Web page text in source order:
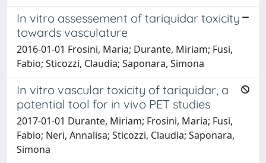
In vitro assessement of tariquidar toxicity
towards vasculature
2016-01-01 Frosini, Maria; Durante, Miriam; Fusi,
Fabio; Sticozzi, Claudia; Saponara, Simona
In vitro vascular toxicity of tariquidar, a
potential tool for in vivo PET studies
2017-01-01 Durante, Miriam; Frosini, Maria; Fusi,
Fabio; Neri, Annalisa; Sticozzi, Claudia; Saponara,
Simona